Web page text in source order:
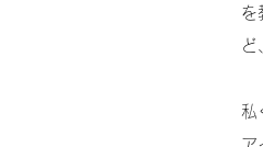
を
ど
私